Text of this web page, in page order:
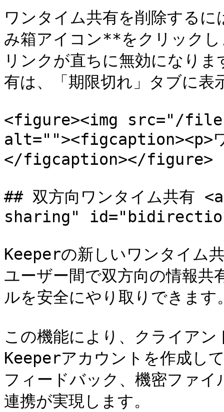
ワンタイム共有を削除する
み箱アイコン**をクリック
リンクが直ちに無効になり
有は、「期限切れ」タブに表
<figure><img src="/files/
alt=""><figcaption><p>ワ
</figcaption></figure>
## 双方向ワンタイム共
sharing"
Keeperの新しいワンタイム
ユーザー間で双方向の情報共
ルを安全にやり取りできます
この機能により、クライア
Keeperアカウントを作成し
フィードバック、機密ファ
連携が実現します。